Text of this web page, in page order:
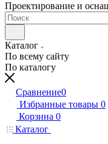
Проектирование и
Каталог
По всему сайту
По каталогу
Сравнение0
Избранные товары 0
Корзина 0
Каталог